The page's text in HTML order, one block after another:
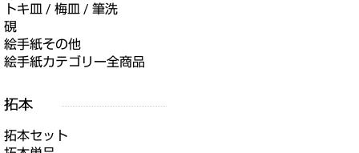
トキ皿 / 梅皿 / 筆洗
硯
絵手紙その他
絵手紙カテゴリー全商品
拓本セット